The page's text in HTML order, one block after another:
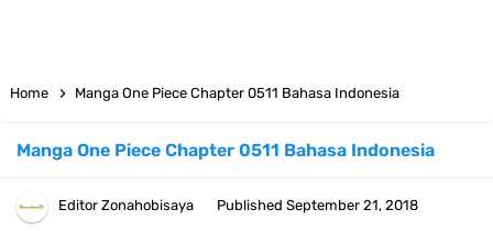
Home Manga One Piece Chapter 0511 Bahasa Indonesia
Manga One Piece Chapter 0511 Bahasa Indonesia
Editor Zonahobisaya Published September 21, 2018